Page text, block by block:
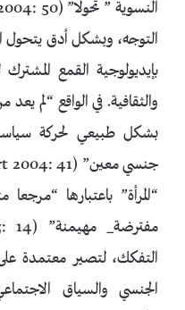
التوجه، وبشكل أدق يتحول
بإيديولوجية القمع
والثقافية. في الواقع “لم
بشكل طبيعي لحركة
“المرأة” باعتبارها
التفكك، لتصير معتمدة
الجنسي والسياق